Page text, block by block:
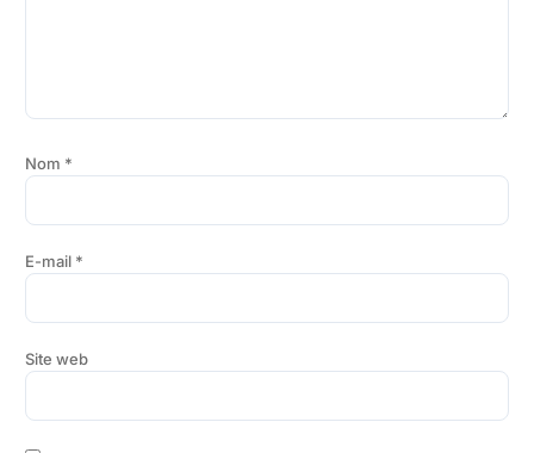
Nom *
E-mail *
Site web